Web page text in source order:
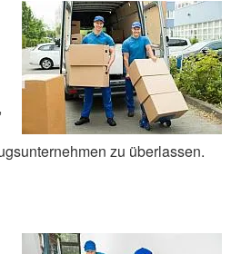
zu überlassen.